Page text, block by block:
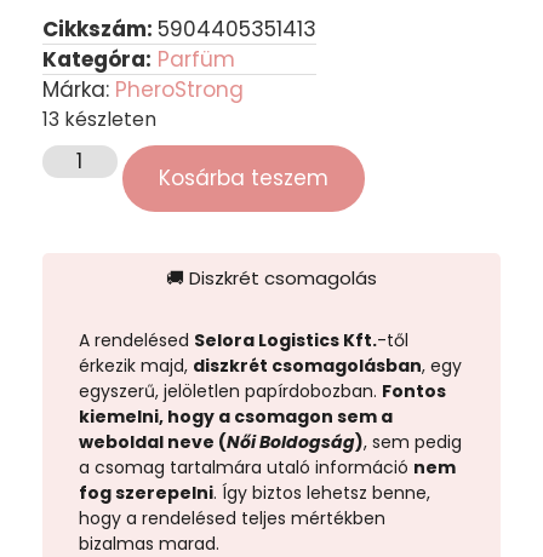
Cikkszám: 5904405351413
Kategóra: Parfüm
Márka: PheroStrong
13 készleten
Kosárba teszem
🚚 Diszkrét csomagolás
A rendelésed Selora Logistics Kft.-től
érkezik majd, diszkrét csomagolásban, egy
egyszerű, jelöletlen papírdobozban. Fontos
kiemelni, hogy a csomagon sem a
weboldal neve (Női Boldogság), sem pedig
a csomag tartalmára utaló információ nem
fog szerepelni. Így biztos lehetsz benne,
hogy a rendelésed teljes mértékben
bizalmas marad.